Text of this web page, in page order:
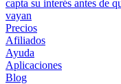
capta su interés antes de
vayan
Precios
Afiliados
Ayuda
Aplicaciones
Blog